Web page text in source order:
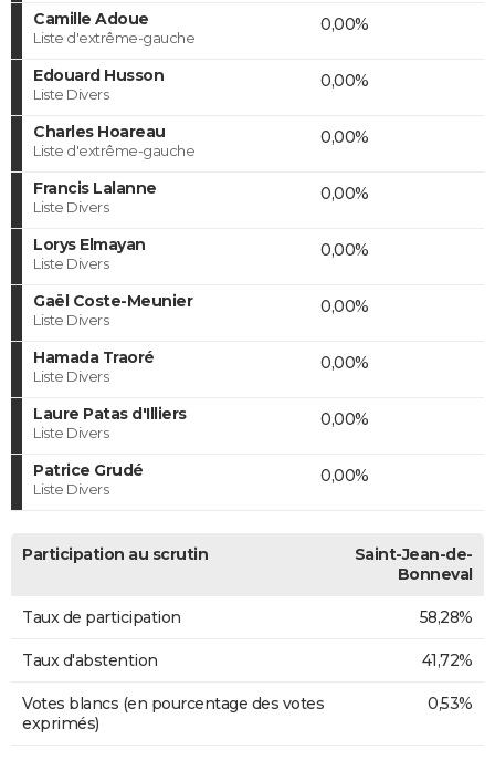
Camille Adoue
Liste d'extrême-gauche
0,00%
Edouard Husson
Liste Divers
0,00%
Charles Hoareau
Liste d'extrême-gauche
0,00%
Francis Lalanne
Liste Divers
0,00%
Lorys Elmayan
Liste Divers
0,00%
Gaël Coste-Meunier
Liste Divers
0,00%
Hamada Traoré
Liste Divers
0,00%
Laure Patas d'Illiers
Liste Divers
0,00%
Patrice Grudé
Liste Divers
0,00%
Participation au scrutin
Saint-Jean-de-
Bonneval
Taux de participation 58,28%
Taux d'abstention 41,72%
Votes blancs (en pourcentage des votes
exprimés)
0,53%